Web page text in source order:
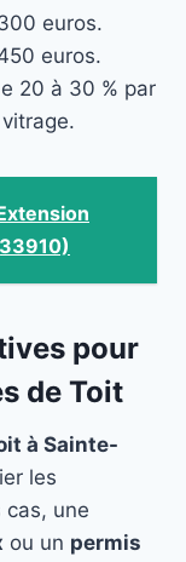
euros.
euros.
20 à 30 % par
pour
de Toit
à Sainte-
les
cas, une
ou un permis